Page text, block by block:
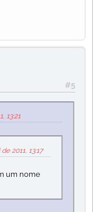
#5
13:21
2011, 13:17
um nome